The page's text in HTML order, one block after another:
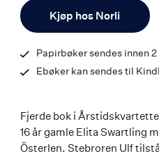
Kjøp hos Norli
9788242183910
Papirbøker sendes innen
Ebøker kan sendes til
Fjerde bok i
16 år gamle Elita Swartling
Österlen. Stebroren Ulf